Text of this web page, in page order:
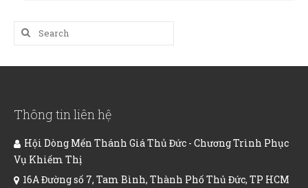
Search
for:
Thông tin liên hệ
Hội Dòng Mến Thánh Giá Thủ Đức - Chương Trình Phục
Vụ Khiếm Thị
16A Đường số 7, Tam Bình, Thành Phố Thủ Đức, TP HCM